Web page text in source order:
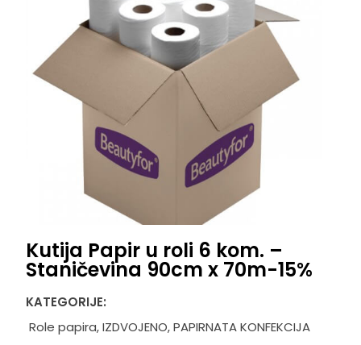
Kutija Papir u roli 6 kom. –
Staničevina 90cm x 70m-15%
KATEGORIJE:
Role papira,IZDVOJENO,PAPIRNATA KONFEKCIJA